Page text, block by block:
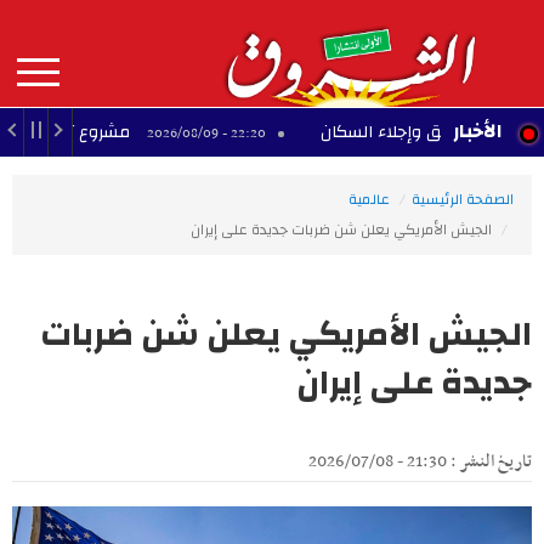
contenu
principal
MAIN
NAVIGATION الأخبار
حريق وإجلاء السكان 22:20 - 2026/08/09 مشروع تجاري متوقف بحي
الصفحة الرئيسية
عالمية
الجيش الأمريكي يعلن شن ضربات جديدة على إيران
الجيش الأمريكي يعلن شن ضربات
جديدة على إيران
تاريخ النشر : 21:30 - 2026/07/08